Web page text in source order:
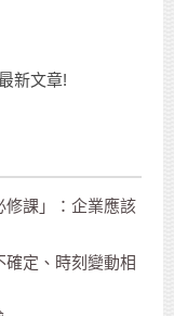
新文章!
修課」：企業應該
定、時刻變動相